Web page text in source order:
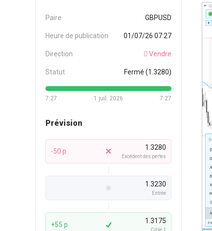
Paire GBPUSD
Heure de publication 01/07/26 07:27
Direction Vendre
Statut Fermé (1.3280)
7:27 7:27
1 juil. 2026
Prévision
-50 p 1.3280
Excédent des pertes
1.3230
Entrée
+55 p 1.3175
Cible 1